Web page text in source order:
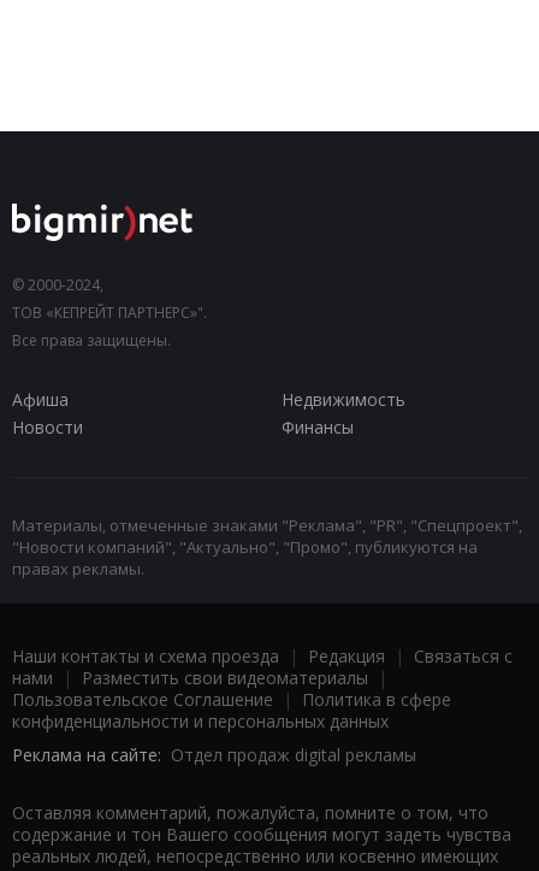
© 2000-2024,
ТОВ «КЕПРЕЙТ ПАРТНЕРС»".
Все права защищены.
Афиша
Недвижимость
Новости
Финансы
Материалы, отмеченные знаками "Реклама", "PR", "Спецпроект",
"Новости компаний", "Актуально", "Промо", публикуются на
правах рекламы.
Наши контакты и схема проезда | Редакция | Связаться с
нами | Разместить свои видеоматериалы |
Пользовательское Соглашение |
Политика в сфере
конфиденциальности и персональных данных
Реклама на сайте: Отдел продаж digital рекламы
Оставляя комментарий, пожалуйста, помните о том, что
содержание и тон Вашего сообщения могут задеть чувства
реальных людей, непосредственно или косвенно имеющих